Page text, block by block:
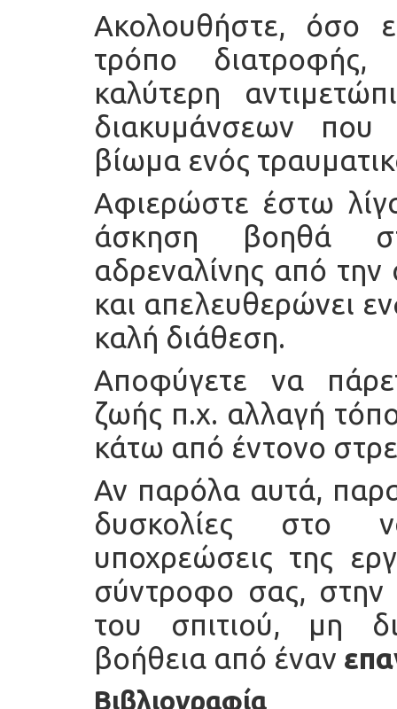
Ακολουθήστε, όσο
τρόπο
καλύτερη
διακυμάνσεων
βίωμα ενός
Αφιερώστε έστω
άσκηση βοηθά
αδρεναλίνης από την
και απελευθερώνει
καλή διάθεση.
Αποφύγετε να
ζωής π.χ. αλλαγή
κάτω από έντονο
Αν παρόλα αυτά,
δυσκολίες στο
υποχρεώσεις της
σύντροφο σας, στην
του σπιτιού, μη
βοήθεια από έναν
Βιβλιογραφία